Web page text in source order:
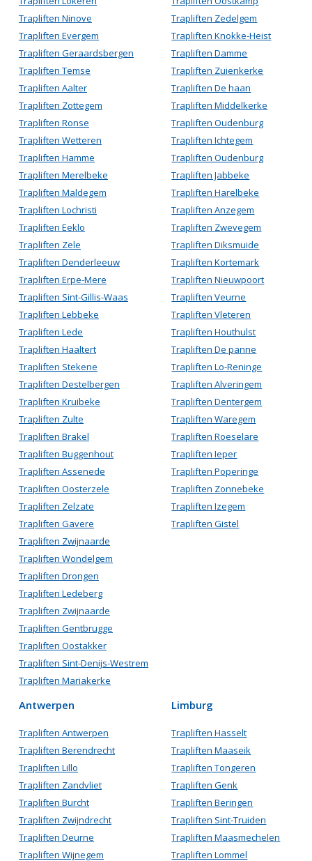
Trapliften Ninove
Trapliften Evergem
Trapliften Geraardsbergen
Trapliften Temse
Trapliften Aalter
Trapliften Zottegem
Trapliften Ronse
Trapliften Wetteren
Trapliften Hamme
Trapliften Merelbeke
Trapliften Maldegem
Trapliften Lochristi
Trapliften Eeklo
Trapliften Zele
Trapliften Denderleeuw
Trapliften Erpe-Mere
Trapliften Sint-Gillis-Waas
Trapliften Lebbeke
Trapliften Lede
Trapliften Haaltert
Trapliften Stekene
Trapliften Destelbergen
Trapliften Kruibeke
Trapliften Zulte
Trapliften Brakel
Trapliften Buggenhout
Trapliften Assenede
Trapliften Oosterzele
Trapliften Zelzate
Trapliften Gavere
Trapliften Zwijnaarde
Trapliften Wondelgem
Trapliften Drongen
Trapliften Ledeberg
Trapliften Zwijnaarde
Trapliften Gentbrugge
Trapliften Oostakker
Trapliften Sint-Denijs-Westrem
Trapliften Mariakerke
Trapliften Zedelgem
Trapliften Knokke-Heist
Trapliften Damme
Trapliften Zuienkerke
Trapliften De haan
Trapliften Middelkerke
Trapliften Oudenburg
Trapliften Ichtegem
Trapliften Oudenburg
Trapliften Jabbeke
Trapliften Harelbeke
Trapliften Anzegem
Trapliften Zwevegem
Trapliften Diksmuide
Trapliften Kortemark
Trapliften Nieuwpoort
Trapliften Veurne
Trapliften Vleteren
Trapliften Houthulst
Trapliften De panne
Trapliften Lo-Reninge
Trapliften Alveringem
Trapliften Dentergem
Trapliften Waregem
Trapliften Roeselare
Trapliften Ieper
Trapliften Poperinge
Trapliften Zonnebeke
Trapliften Izegem
Trapliften Gistel
Antwerpen
Trapliften Antwerpen
Trapliften Berendrecht
Trapliften Lillo
Trapliften Zandvliet
Trapliften Burcht
Trapliften Zwijndrecht
Trapliften Deurne
Trapliften Wijnegem
Limburg
Trapliften Hasselt
Trapliften Maaseik
Trapliften Tongeren
Trapliften Genk
Trapliften Beringen
Trapliften Sint-Truiden
Trapliften Maasmechelen
Trapliften Lommel